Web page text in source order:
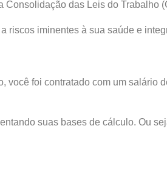
das Leis do Trabalho
riscos iminentes à sua saúde e
você foi contratado com um salário
suas bases de cálculo. Ou